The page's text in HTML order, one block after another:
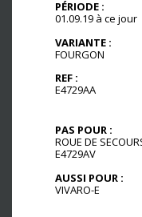
PÉRIODE :
01.09.19 à ce jour
VARIANTE :
FOURGON
REF :
E4729AA
PAS POUR :
ROUE DE
E4729AV
AUSSI POUR :
VIVARO-E